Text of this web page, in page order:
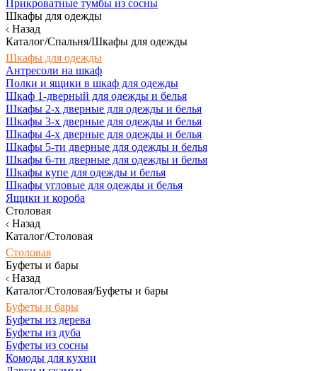
Прикроватные тумбы из сосны
Шкафы для одежды
Назад
Каталог/Спальня/Шкафы для одежды
Шкафы для одежды
Антресоли на шкаф
Полки и ящики в шкаф для одежды
Шкаф 1-дверный для одежды и белья
Шкафы 2-х дверные для одежды и белья
Шкафы 3-х дверные для одежды и белья
Шкафы 4-х дверные для одежды и белья
Шкафы 5-ти дверные для одежды и белья
Шкафы 6-ти дверные для одежды и белья
Шкафы купе для одежды и белья
Шкафы угловые для одежды и белья
Ящики и короба
Столовая
Назад
Каталог/Столовая
Столовая
Буфеты и бары
Назад
Каталог/Столовая/Буфеты и бары
Буфеты и бары
Буфеты из дерева
Буфеты из дуба
Буфеты из сосны
Комоды для кухни